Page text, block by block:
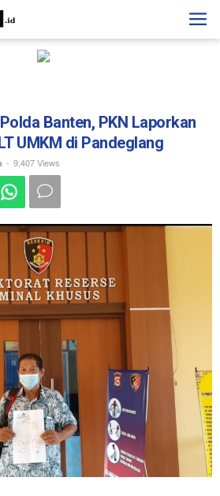
Banten, PKN Laporkan
UMKM di Pandeglang
- 9,407 Views